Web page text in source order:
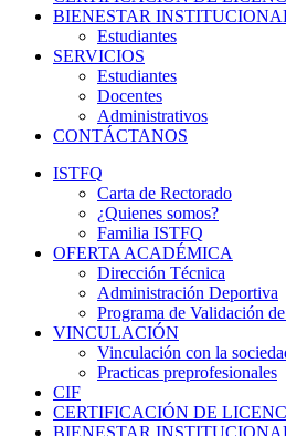
BIENESTAR
Estudiantes
SERVICIOS
Estudiantes
Docentes
Administrativos
CONTÁCTANOS
ISTFQ
Carta de Rectorado
¿Quienes somos?
Familia ISTFQ
OFERTA ACADÉMICA
Dirección Técnica
Administración Deportiva
Programa de Validación
VINCULACIÓN
Vinculación con la
Practicas preprofesionales
CIF
CERTIFICACIÓN DE
BIENESTAR